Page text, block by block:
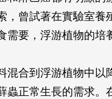
，曾試著在實驗室
需要，浮游植物的培
混合到浮游植物中以
蟲正常生長的需求